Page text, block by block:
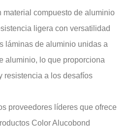
material compuesto de aluminio
ligera con versatilidad
láminas de aluminio unidas a
aluminio, lo que proporciona
resistencia a los desafíos
proveedores líderes que ofrece
Color Alucobond